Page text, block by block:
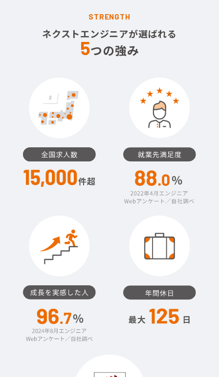
STRENGTH
ネクストエンジニアが選ばれる
5つの強み